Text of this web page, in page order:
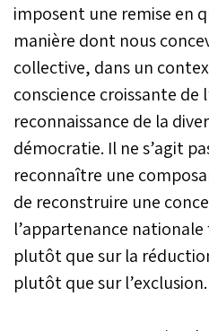
imposent une remise en
manière dont nous
collective, dans un
conscience croissante de
reconnaissance de la
démocratie. Il ne s’agit
reconnaître une
de reconstruire une
l’appartenance
plutôt que sur la
plutôt que sur l’exclusion.